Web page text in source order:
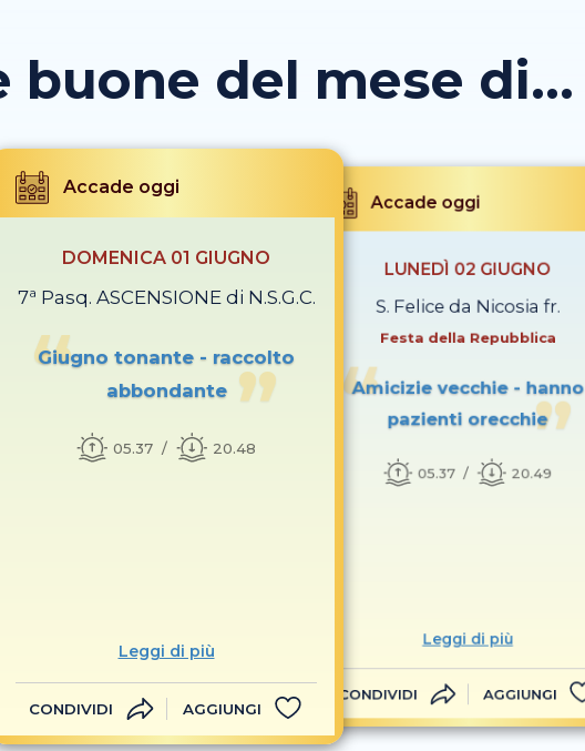
buone del mese di...
Accade oggi
DOMENICA 01 GIUGNO
7ª Pasq. ASCENSIONE di N.S.G.C.
Giugno tonante - raccolto
abbondante
05.37 20.48
Leggi di più
CONDIVIDI AGGIUNGI
Accade oggi
LUNEDÌ 02 GIUGNO
S. Felice da Nicosia fr.
Festa della Repubblica
Amicizie vecchie - hanno
pazienti orecchie
05.37 20.49
Leggi di più
CONDIVIDI AGGIUNGI